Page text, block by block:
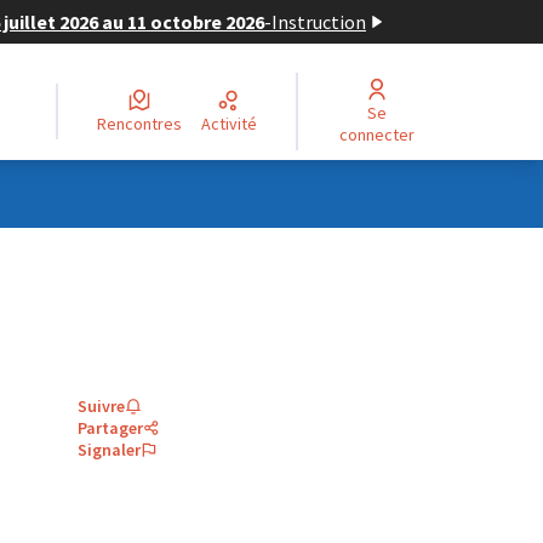
2026 au 11 octobre 2026-Instruction
Rencontres Activité
Se
connecter
Suivre
Partager
Signaler